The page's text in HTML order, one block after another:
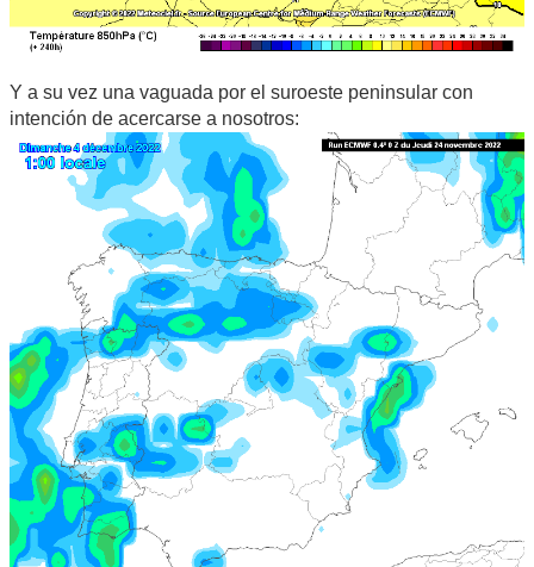
Y a su vez una vaguada por el suroeste peninsular con
intención de acercarse a nosotros: